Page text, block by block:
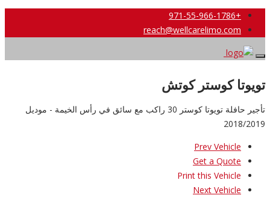
+971-55-966-1786
reach@wellcarelimo.com
تويوتا كوستر كوتش
تأجير حافلة تويوتا كوستر 30 راكب مع سائق في رأس الخيمة - موديل
2018/2019
Prev Vehicle
Get a Quote
Print this Vehicle
Next Vehicle